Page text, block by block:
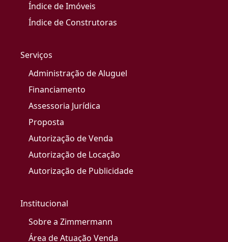
Índice de Imóveis
Índice de Construtoras
Serviços
Administração de Aluguel
Financiamento
Assessoria Jurídica
Proposta
Autorização de Venda
Autorização de Locação
Autorização de Publicidade
Institucional
Sobre a Zimmermann
Área de Atuação Venda